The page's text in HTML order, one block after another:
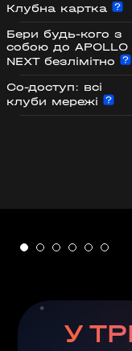
Клубна картка
Бери будь-кого з
собою до APOLLO
NEXT безлімітно
Со-доступ: всі
клуби мережі
У